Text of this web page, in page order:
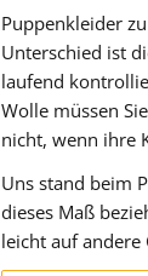
Puppenkleider
Unterschied ist
laufend
Wolle müssen
nicht, wenn ihre
Uns stand beim
dieses Maß
leicht auf andere